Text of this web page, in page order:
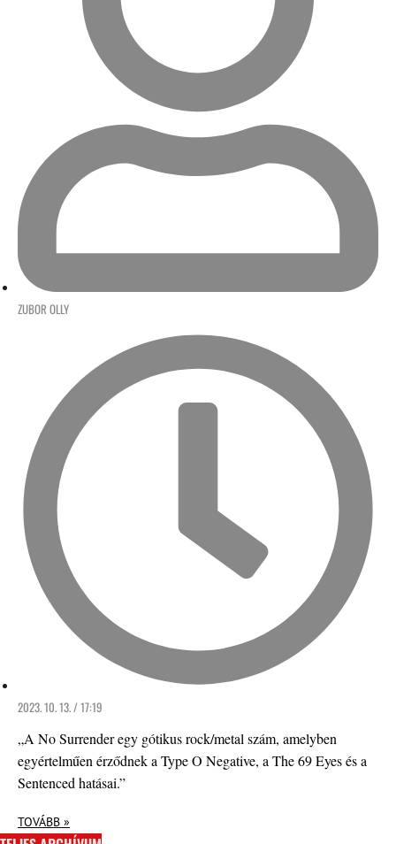
ZUBOR OLLY
2023. 10. 13. / 17:19
„A No Surrender egy gótikus rock/metal szám, amelyben
egyértelműen érződnek a Type O Negative, a The 69 Eyes és a
Sentenced hatásai.”
TOVÁBB »